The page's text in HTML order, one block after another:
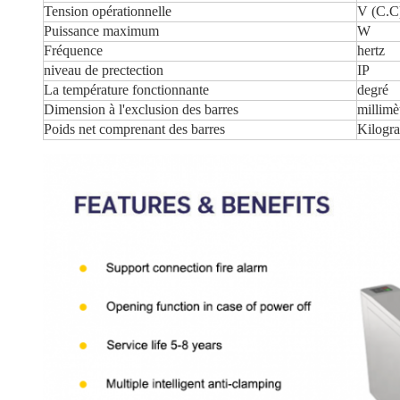
Tension opérationnelle
V
Puissance maximum
W
Fréquence
hertz
niveau de prectection
IP
La température fonctionnante
degré
Dimension à l'exclusion des barres
Poids net comprenant des barres